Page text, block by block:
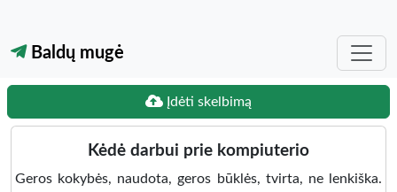
Baldų mugė
Įdėti skelbimą
Kėdė darbui prie kompiuterio
Geros kokybės, naudota, geros būklės, tvirta, ne lenkiška.